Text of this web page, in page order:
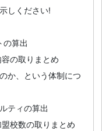
しください!
算出
の取りまとめ
か、という体制につ
ティの算出
校数の取りまとめ